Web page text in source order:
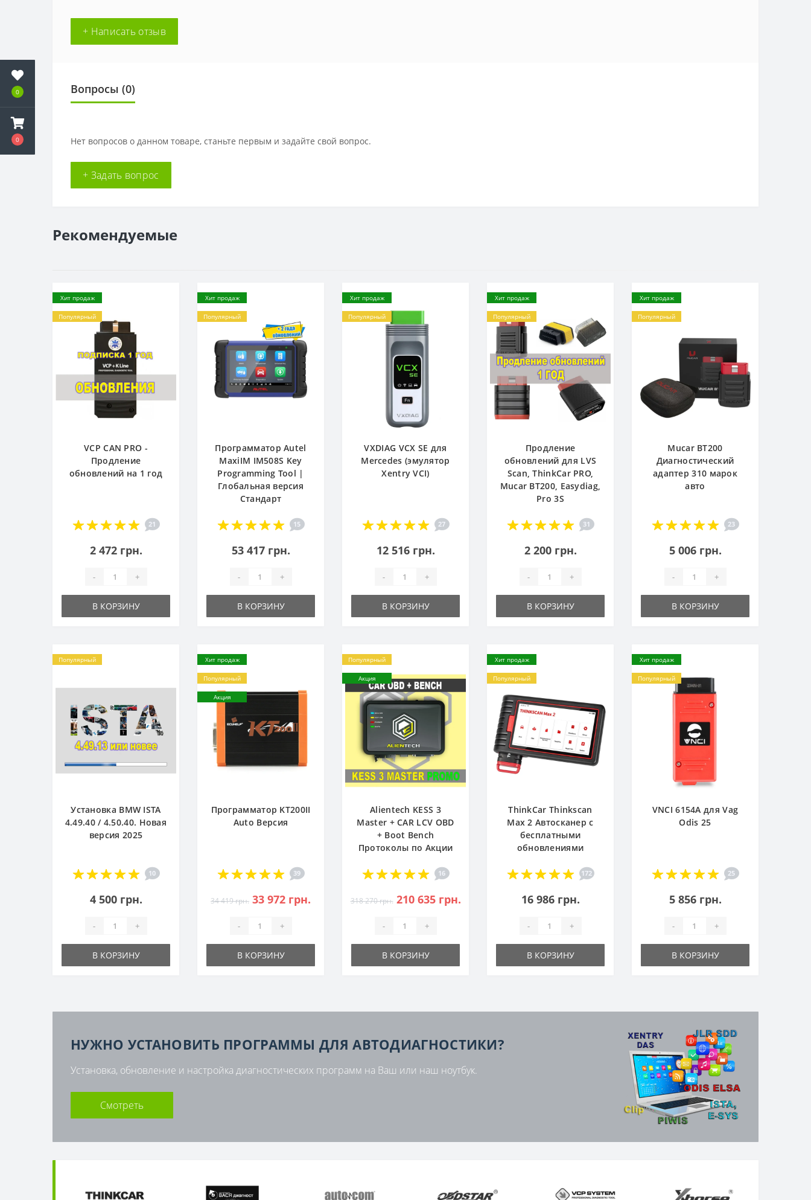
0
0
+ Написать отзыв
Вопросы (0)
Нет вопросов о данном товаре, станьте первым и задайте свой вопрос.
+ Задать вопрос
Рекомендуемые
Хит продаж
Популярный
VCP CAN PRO -
Продление
обновлений на 1 год
21
2 472 грн.
- +
В КОРЗИНУ
Хит продаж
Популярный
Программатор Autel
MaxiIM IM508S Key
Programming Tool |
Глобальная версия
Стандарт
15
53 417 грн.
- +
В КОРЗИНУ
Хит продаж
Популярный
VXDIAG VCX SE для
Mercedes (эмулятор
Xentry VCI)
27
12 516 грн.
- +
В КОРЗИНУ
Хит продаж
Популярный
Продление
обновлений для LVS
Scan, ThinkCar PRO,
Mucar BT200, Easydiag,
Pro 3S
31
2 200 грн.
- +
В КОРЗИНУ
Хит продаж
Популярный
Mucar BT200
Диагностический
адаптер 310 марок
авто
23
5 006 грн.
- +
В КОРЗИНУ
Популярный
Установка BMW ISTA
4.49.40 / 4.50.40. Новая
версия 2025
10
4 500 грн.
- +
В КОРЗИНУ
Хит продаж
Популярный
Акция
Программатор KT200II
Auto Версия
39
34 419 грн. 33 972 грн.
- +
В КОРЗИНУ
Популярный
Акция
Alientech KESS 3
Master + CAR LCV OBD
+ Boot Bench
Протоколы по Акции
16
318 270 грн. 210 635 грн.
- +
В КОРЗИНУ
Хит продаж
Популярный
ThinkCar Thinkscan
Max 2 Автосканер с
бесплатными
обновлениями
172
16 986 грн.
- +
В КОРЗИНУ
Хит продаж
Популярный
VNCI 6154A для Vag
Odis 25
25
5 856 грн.
- +
В КОРЗИНУ
НУЖНО УСТАНОВИТЬ ПРОГРАММЫ ДЛЯ АВТОДИАГНОСТИКИ?
Установка, обновление и настройка диагностических программ на Ваш или наш ноутбук.
Смотреть